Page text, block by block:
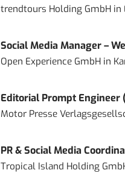
trendtours Holding GmbHin
Social Media Manager –
Open Experience GmbHin
Editorial Prompt
Motor Presse
PR & Social Media
Tropical Island Holding